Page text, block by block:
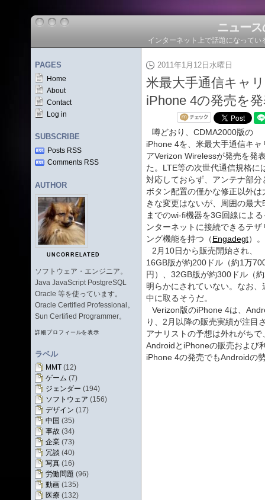
ニュー
インターネット上で話題になって
PAGES
Home
About
Contact
Log in
SUBSCRIBE
Posts RSS
Comments RSS
AUTHOR
UNCORRELATED
ソフトウェア・エンジニア。
Java JavaScript PostgreSQL
Oracle 等を使っています。
Oracle Certified Professional。
Sun Certified Programmer。
詳細プロフィールを表示
ラベル
MMT (12)
ゲーム (7)
ジェンダー (194)
ソフトウェア (156)
デザイン (17)
中国 (35)
事故 (34)
企業 (73)
冗談 (40)
写真 (16)
労働問題 (96)
動画 (135)
医療 (132)
2011年1月12日水曜日
米最大手通信キャ
iPhone 4の発売を
噂どおり、CDMA2000版の
iPhone 4を、米最大手通信キャ
アVerizon Wirelessが発売を発
た。LTE等の次世代通信規格に
対応しておらず、アンテナ部分
ボタン配置の僅かな修正以外は
きな変更はないが、周囲の最大
までのwi-fi機器を3G回線による
ンターネットに接続できるテザ
ング機能を持つ（Engadegt）。
2月10日から販売開始され、
16GB版が約200ドル（約1万
円）、32GB版が約300ドル（
明らかにされていない。なお
中に取るそうだ。
Verizon版のiPhone 4は、
り、2月以降の販売実績が注目
アナリストの予想は外れがち
AndroidとiPhoneの販売および
iPhone 4の発売でもAndroidの